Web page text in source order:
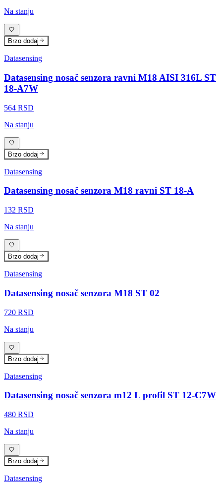
Na stanju
Brzo dodaj
Datasensing
Datasensing nosač senzora ravni M18 AISI 316L ST
18-A7W
564 RSD
Na stanju
Brzo dodaj
Datasensing
Datasensing nosač senzora M18 ravni ST 18-A
132 RSD
Na stanju
Brzo dodaj
Datasensing
Datasensing nosač senzora M18 ST 02
720 RSD
Na stanju
Brzo dodaj
Datasensing
Datasensing nosač senzora m12 L profil ST 12-C7W
480 RSD
Na stanju
Brzo dodaj
Datasensing